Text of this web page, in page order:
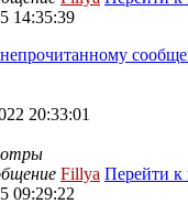
14:35:39
20:33:01
Fillya Перейти к
09:29:22